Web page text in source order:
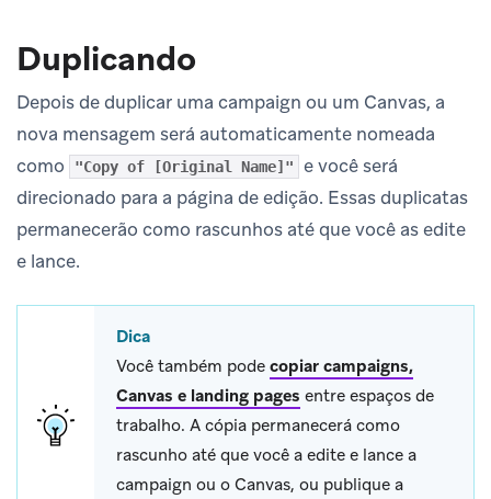
Duplicando
Depois de duplicar uma campaign ou um Canvas, a
nova mensagem será automaticamente nomeada
como
"Copy of [Original Name]"
e você será
direcionado para a página de edição. Essas duplicatas
permanecerão como rascunhos até que você as edite
e lance.
Dica
Você também pode copiar campaigns,
Canvas e landing pages entre espaços de
trabalho. A cópia permanecerá como
rascunho até que você a edite e lance a
campaign ou o Canvas, ou publique a